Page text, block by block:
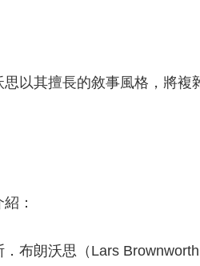
思以其擅長的敘事風格，將
：
．布朗沃思（Lars